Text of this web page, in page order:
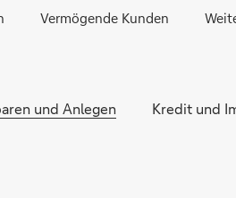
Direkt zur
Direkt zum
Vermögende Kunden
und Anlegen Kredit und